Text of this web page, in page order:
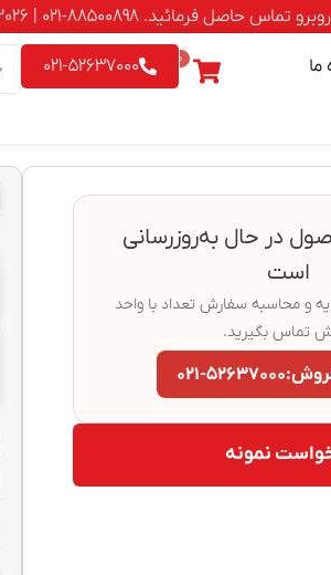
88500898-021 | 9542026 - 0903
ما
0
021-52637000
در حال به‌روزرسانی
است
و محاسبه سفارش تعداد با واحد
تماس بگیرید.
۰۲۱-۵۲۶۳۷۰۰۰
نمونه